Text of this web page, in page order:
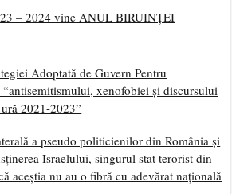
– 2024 vine ANUL BIRUINȚEI
Adoptată de Guvern Pentru
“antisemitismului, xenofobiei și discursului
2021-2023”
a pseudo politicienilor din România și
Israelului, singurul stat terorist din
aceștia nu au o fibră cu adevărat națională